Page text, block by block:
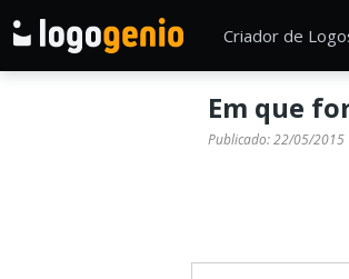
Criador de
Em que
Publicado:22/05/2015